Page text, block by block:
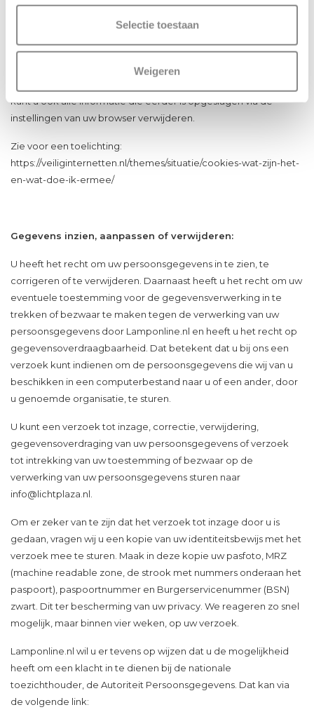
Selectie toestaan
Weigeren
Bij uw eerste bezoek aan onze website hebben wij u al
geïnformeerd over deze cookies en toestemming gevraagd
U kunt zich afmelden voor cookies door uw internetbrowser zo
kunt u ook alle informatie die eerder is opgeslagen via de
instellingen van uw browser verwijderen.
Zie voor een toelichting:
https://veiliginternetten.nl/themes/situatie/cookies-wat-zijn-het-
en-wat-doe-ik-ermee/
Gegevens inzien, aanpassen of verwijderen:
U heeft het recht om uw persoonsgegevens in te zien, te
corrigeren of te verwijderen. Daarnaast heeft u het recht om uw
eventuele toestemming voor de gegevensverwerking in te
trekken of bezwaar te maken tegen de verwerking van uw
persoonsgegevens door Lamponline.nl en heeft u het recht op
gegevensoverdraagbaarheid. Dat betekent dat u bij ons een
verzoek kunt indienen om de persoonsgegevens die wij van u
beschikken in een computerbestand naar u of een ander, door
u genoemde organisatie, te sturen.
U kunt een verzoek tot inzage, correctie, verwijdering,
gegevensoverdraging van uw persoonsgegevens of verzoek
tot intrekking van uw toestemming of bezwaar op de
verwerking van uw persoonsgegevens sturen naar
info@lichtplaza.nl
Om er zeker van te zijn dat het verzoek tot inzage door u is
gedaan, vragen wij u een kopie van uw identiteitsbewijs met het
verzoek mee te sturen. Maak in deze kopie uw pasfoto, MRZ
(machine readable zone, de strook met nummers onderaan het
paspoort), paspoortnummer en Burgerservicenummer (BSN)
zwart. Dit ter bescherming van uw privacy. We reageren zo snel
mogelijk, maar binnen vier weken, op uw verzoek.
Lamponline.nl wil u er tevens op wijzen dat u de mogelijkheid
heeft om een klacht in te dienen bij de nationale
toezichthouder, de Autoriteit Persoonsgegevens. Dat kan via
de volgende link: